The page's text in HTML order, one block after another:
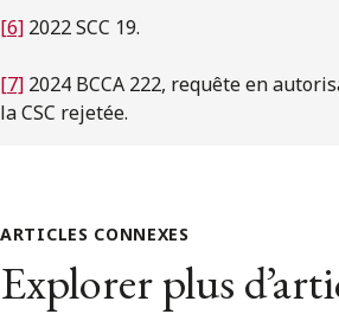
[6] 2022 SCC 19.
[7] 2024 BCCA 222, requête en
la CSC rejetée.
ARTICLES CONNEXES
Explorer plus